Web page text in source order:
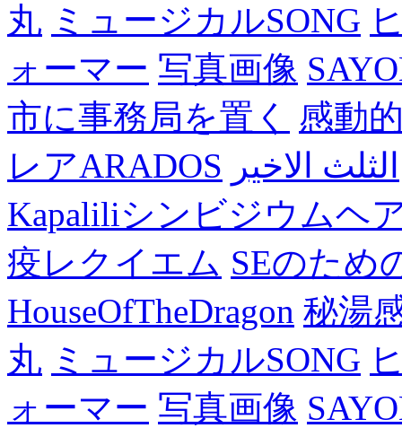
丸 ミュージカルSONG
ォーマー 写真画像
市に事務局を置く
感動
レアARADOS الثلث الاخير
Kapaliliシンビジウムヘ
疫レクイエム SEのため
HouseOfTheDragon 秘湯
丸 ミュージカルSONG
ォーマー 写真画像